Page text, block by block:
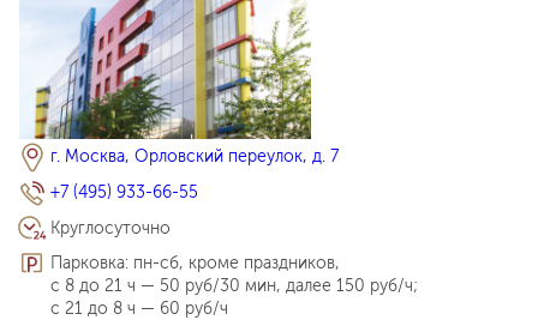
г. Москва, Орловский переулок, д. 7
+7 (495) 933-66-55
Круглосуточно
Парковка: пн-сб, кроме праздников,
с 8 до 21 ч — 50 руб/30 мин, далее 150 руб/ч;
с 21 до 8 ч — 60 руб/ч